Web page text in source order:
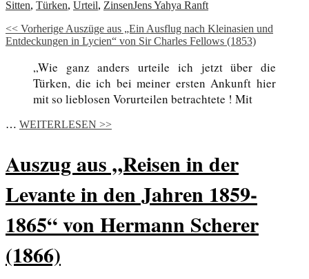
Sitten, Türken, Urteil, ZinsenJens Yahya Ranft
<< Vorherige Auszüge aus „Ein Ausflug nach Kleinasien und
Entdeckungen in Lycien“ von Sir Charles Fellows (1853)
„Wie ganz anders urteile ich jetzt über die
Türken, die ich bei meiner ersten Ankunft hier
mit so lieblosen Vorurteilen betrachtete ! Mit
… WEITERLESEN >>
Auszug aus „Reisen in der
Levante in den Jahren 1859-
1865“ von Hermann Scherer
(1866)